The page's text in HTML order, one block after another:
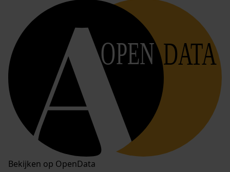
OPEN DATA
Bekijken op OpenData